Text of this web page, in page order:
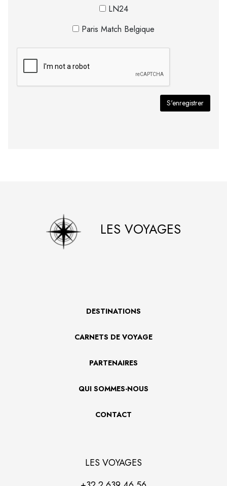
LN24
Paris Match Belgique
LES VOYAGES
DESTINATIONS
CARNETS DE VOYAGE
PARTENAIRES
QUI SOMMES-NOUS
CONTACT
LES VOYAGES